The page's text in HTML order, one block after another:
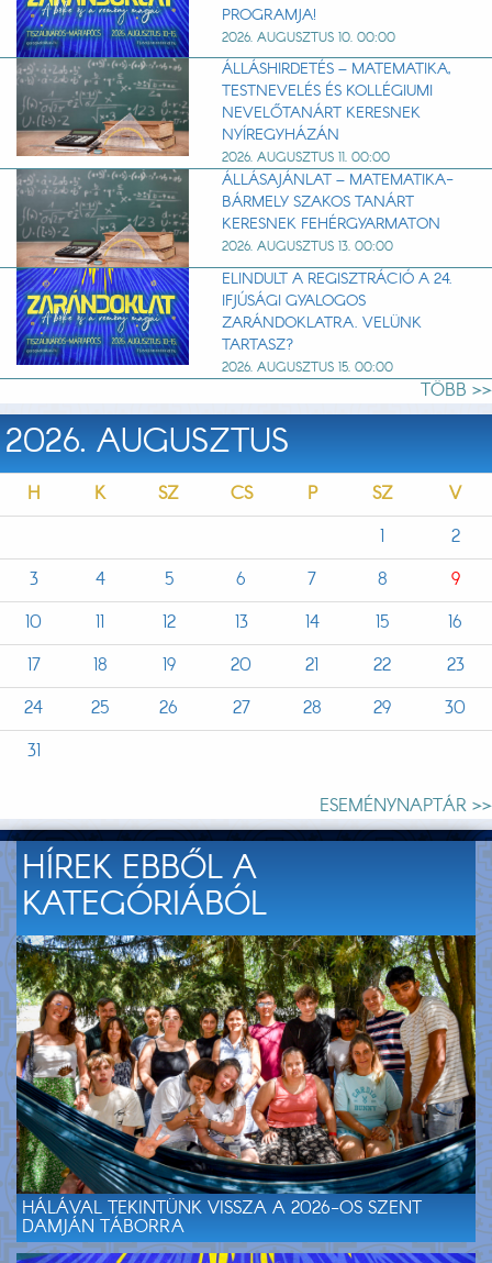
PROGRAMJA!
2026. AUGUSZTUS 10. 00:00
ÁLLÁSHIRDETÉS – MATEMATIKA,
TESTNEVELÉS ÉS KOLLÉGIUMI
NEVELŐTANÁRT KERESNEK
NYÍREGYHÁZÁN
2026. AUGUSZTUS 11. 00:00
ÁLLÁSAJÁNLAT – MATEMATIKA-
BÁRMELY SZAKOS TANÁRT
KERESNEK FEHÉRGYARMATON
2026. AUGUSZTUS 13. 00:00
ELINDULT A REGISZTRÁCIÓ A 24.
IFJÚSÁGI GYALOGOS
ZARÁNDOKLATRA. VELÜNK
TARTASZ?
2026. AUGUSZTUS 15. 00:00
TÖBB >>
2026. AUGUSZTUS
H K SZ CS P SZ
V
1
2
3
4 5 6 7 8
9
10
11 12 13 14 15
16
17
18 19 20 21 22
23
24
25 26 27 28 29
30
31
ESEMÉNYNAPTÁR >>
HÍREK EBBŐL A
KATEGÓRIÁBÓL
HÁLÁVAL TEKINTÜNK VISSZA A 2026-OS SZENT
DAMJÁN TÁBORRA